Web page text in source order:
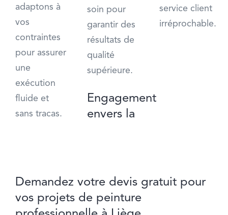
adaptons à
vos
contraintes
pour assurer
une
exécution
fluide et
sans tracas.
soin pour
garantir des
résultats de
qualité
supérieure.
Engagement
envers la
service client
irréprochable.
Demandez votre devis gratuit pour
vos projets de peinture